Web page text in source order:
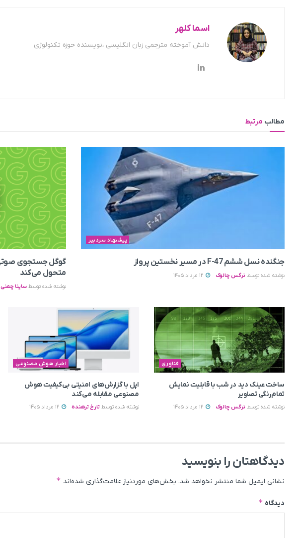
اسما کلهر
دانش آموخته مترجمی زبان انگلیسی ،نویسنده حوزه تکنولوژی
مطالب مرتبط
پیشنهاد سردبیر
جنگنده نسل ششم F-47 در مسیر نخستین پرواز
نوشته شده توسط نرگس چالوک
متحول می‌کند
نوشته شده توسط ساینا چمنی
فناوری
ساخت عینک دید در شب با قابلیت نمایش
تمام‌رنگی تصاویر
نوشته شده توسط نرگس چالوک
اخبار هوش مصنوعی
اپل با گزارش‌های امنیتی بی‌کیفیت هوش
مصنوعی مقابله می‌کند
نوشته شده توسط تارخ ترهنده 12 مرداد 1405
دیدگاهتان را بنویسید
نشانی ایمیل شما منتشر نخواهد شد. بخش‌های موردنیاز علامت‌گذاری شده‌اند *
دیدگاه *